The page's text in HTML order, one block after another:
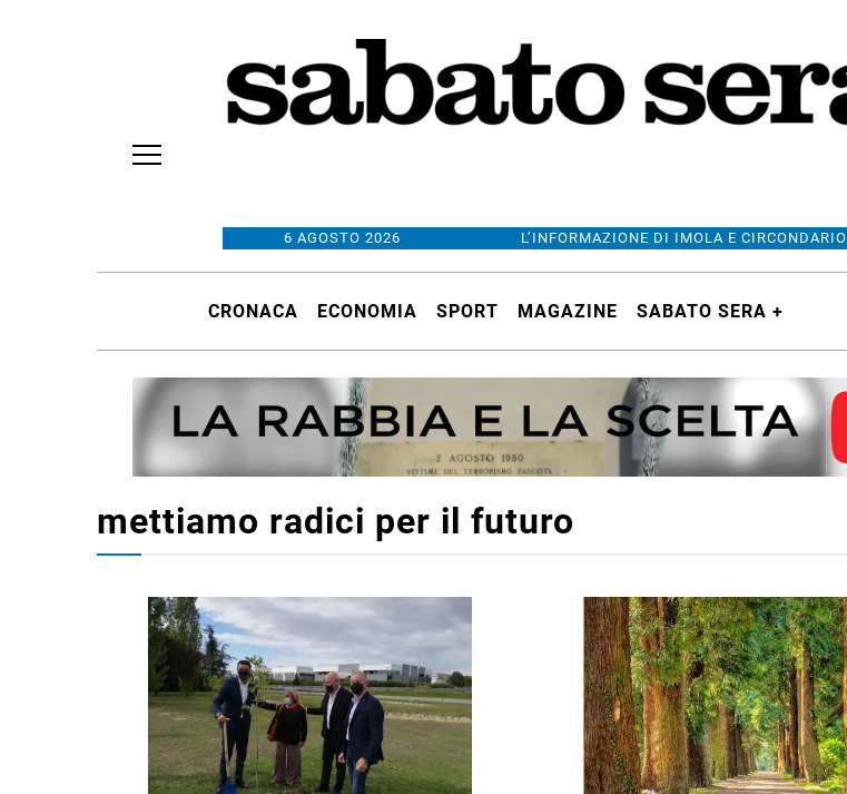
6 AGOSTO 2026 L’INFORMAZIONE DI IMOLA E CIRCONDARIO
CRONACA ECONOMIA SPORT MAGAZINE SABATO SERA +
mettiamo radici per il futuro